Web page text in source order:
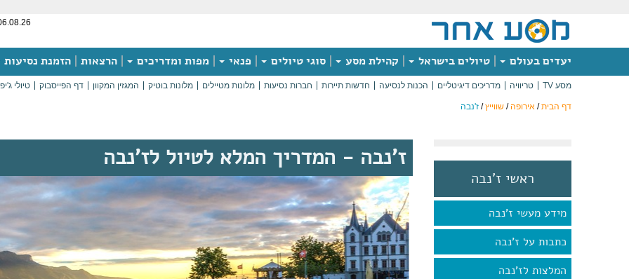
יעדים בעולם טיולים בישראל קהילת מסע סוגי טיולים פנאי מפות ומדריכים הרצאות הזמנת נסיעות
מסע TV טריוויה מדריכים דיגיטליים הכנות לנסיעה חדשות תיירות חברות נסיעות מלונות מטיילים מלונות בוטיק המגזין המקוון דף הפייסבוק טיולי
דף הבית/ אירופה/ שווייץ/ ז'נבה
ראשי ז'נבה
מידע מעשי ז'נבה
כתבות על ז'נבה
המלצות לז'נבה
ז'נבה - המדריך המלא לטיול לז'נבה